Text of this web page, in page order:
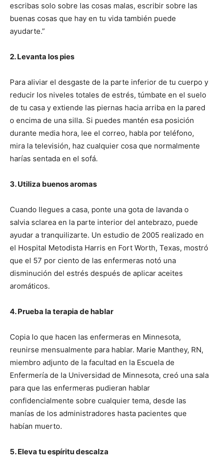
escribas solo sobre las cosas malas, escribir sobre las
buenas cosas que hay en tu vida también puede
ayudarte.”
2. Levanta los pies
Para aliviar el desgaste de la parte inferior de tu cuerpo y
reducir los niveles totales de estrés, túmbate en el suelo
de tu casa y extiende las piernas hacia arriba en la pared
o encima de una silla. Si puedes mantén esa posición
durante media hora, lee el correo, habla por teléfono,
mira la televisión, haz cualquier cosa que normalmente
harías sentada en el sofá.
3. Utiliza buenos aromas
Cuando llegues a casa, ponte una gota de lavanda o
salvia sclarea en la parte interior del antebrazo, puede
ayudar a tranquilizarte. Un estudio de 2005 realizado en
el Hospital Metodista Harris en Fort Worth, Texas, mostró
que el 57 por ciento de las enfermeras notó una
disminución del estrés después de aplicar aceites
aromáticos.
4. Prueba la terapia de hablar
Copia lo que hacen las enfermeras en Minnesota,
reunirse mensualmente para hablar. Marie Manthey, RN,
miembro adjunto de la facultad en la Escuela de
Enfermería de la Universidad de Minnesota, creó una sala
para que las enfermeras pudieran hablar
confidencialmente sobre cualquier tema, desde las
manías de los administradores hasta pacientes que
habían muerto.
5. Eleva tu espíritu descalza